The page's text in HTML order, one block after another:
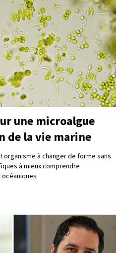
une microalgue
de la vie marine
à changer de forme sans
à mieux comprendre